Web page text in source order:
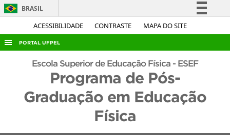
ACESSIBILIDADE CONTRASTE MAPA DO SITE
BRASIL
Simplifique!
Acesso à informação
Legislação
Canais
PORTAL UFPEL
ACESSO À INFORMAÇÃO
COBALTO
Escola Superior de Educação Física - ESEF
Programa de Pós-
Graduação em Educação
Física